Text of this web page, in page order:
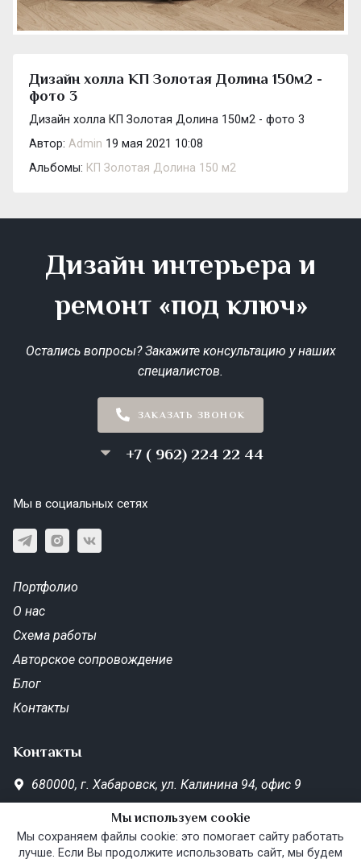
Дизайн холла КП Золотая Долина 150м2 -
фото 3
Дизайн холла КП Золотая Долина 150м2 - фото 3
Автор: Admin 19 мая 2021 10:08
Альбомы: КП Золотая Долина 150 м2
Дизайн интерьера и
ремонт «под ключ»
Остались вопросы? Закажите консультацию у наших
специалистов.
ЗАКАЗАТЬ ЗВОНОК
+7 ( 962) 224 22 44
Мы в социальных сетях
Портфолио
О нас
Схема работы
Авторское сопровождение
Блог
Контакты
Контакты
680000, г. Хабаровск, ул. Калинина 94, офис 9
Пн—Пт 10:00–19:00
Мы используем cookie
Мы сохраняем файлы cookie: это помогает сайту работать
лучше. Если Вы продолжите использовать сайт, мы будем